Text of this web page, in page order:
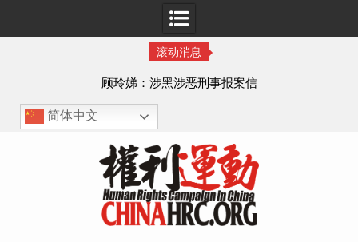
滚动消息
顾玲娣：涉黑涉恶刑事报案信
简体中文